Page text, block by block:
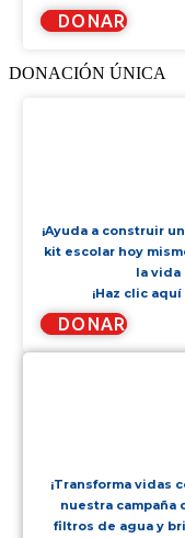
DONAR
DONACIÓN ÚNICA
¡Ayuda a construir
kit escolar hoy
la vida
¡Haz clic
DONAR
¡Transforma vidas
nuestra campaña
filtros de agua y